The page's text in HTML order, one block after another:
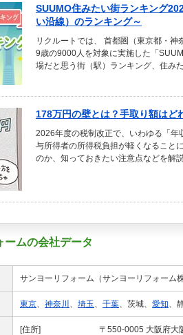
SUUMO住みたい街ランキング
い沿線）のランキング～
リクルートでは、 首都圏（東京都・
9歳の9000人を対象に実施した「
場だと思う街（駅）ランキング、住み
178万円の壁とは？手取り額はど
2026年度の税制改正で、いわゆる「
与所得者の所得税負担が軽くなること
のか、知っておきたい注意点などを解
ームの会社データ
サンヨーリフォーム（サンヨーリフォーム
東京、 神奈川 、 埼玉、 千葉、茨城、 愛知、
[住所]
〒550-0005 大阪府